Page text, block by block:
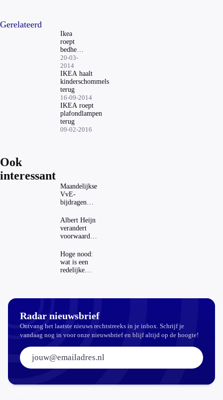
Gerelateerd
Ikea
roept
bedhemel
terug
20-03-
2014
IKEA haalt
kinderschommels
terug
16-09-2014
IKEA roept
plafondlampen
terug
09-02-2016
Ook
interessant
Maandelijkse
VvE-
bijdragen
dat invloed
op je
hypotheek?
Albert Heijn
verandert
voorwaarden
mag dat
zomaar?
Hoge nood:
wat is een
redelijke
Radar nieuwsbrief
Ontvang het laatste nieuws rechtstreeks in je inbox. Schrijf je
vandaag nog in voor onze nieuwsbrief en blijf altijd op de hoogte!
E-mailadres: